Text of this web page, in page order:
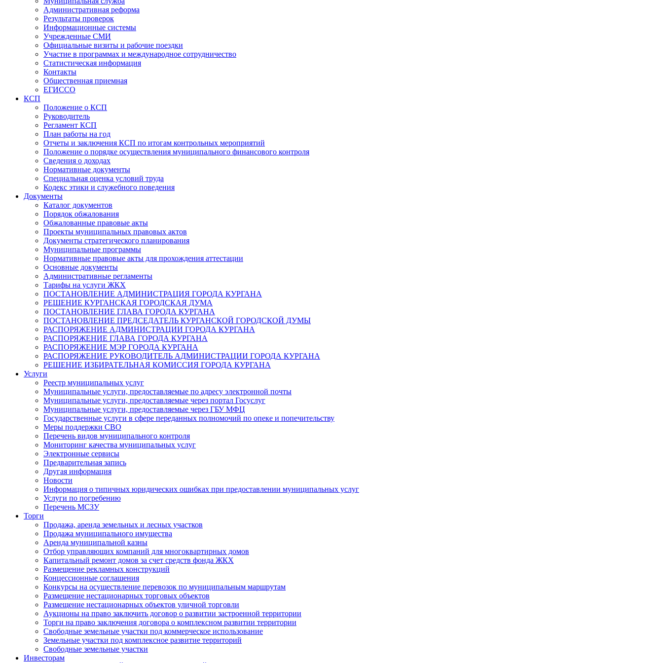
Административная реформа
Результаты проверок
Информационные системы
Учрежденные СМИ
Официальные визиты и рабочие поездки
Участие в программах и международное сотрудничество
Статистическая информация
Контакты
Общественная приемная
ЕГИССО
КСП
Положение о КСП
Руководитель
Регламент КСП
План работы на год
Отчеты и заключения КСП по итогам контрольных мероприятий
Положение о порядке осуществления муниципального финансового контроля
Сведения о доходах
Нормативные документы
Специальная оценка условий труда
Кодекс этики и служебного поведения
Документы
Каталог документов
Порядок обжалования
Обжалованные правовые акты
Проекты муниципальных правовых актов
Документы стратегического планирования
Муниципальные программы
Нормативные правовые акты для прохождения аттестации
Основные документы
Административные регламенты
Тарифы на услуги ЖКХ
ПОСТАНОВЛЕНИЕ АДМИНИСТРАЦИЯ ГОРОДА КУРГАНА
РЕШЕНИЕ КУРГАНСКАЯ ГОРОДСКАЯ ДУМА
ПОСТАНОВЛЕНИЕ ГЛАВА ГОРОДА КУРГАНА
ПОСТАНОВЛЕНИЕ ПРЕДСЕДАТЕЛЬ КУРГАНСКОЙ ГОРОДСКОЙ ДУМЫ
РАСПОРЯЖЕНИЕ АДМИНИСТРАЦИИ ГОРОДА КУРГАНА
РАСПОРЯЖЕНИЕ ГЛАВА ГОРОДА КУРГАНА
РАСПОРЯЖЕНИЕ МЭР ГОРОДА КУРГАНА
РАСПОРЯЖЕНИЕ РУКОВОДИТЕЛЬ АДМИНИСТРАЦИИ ГОРОДА КУРГАНА
РЕШЕНИЕ ИЗБИРАТЕЛЬНАЯ КОМИССИЯ ГОРОДА КУРГАНА
Услуги
Реестр муниципальных услуг
Муниципальные услуги, предоставляемые по адресу электронной почты
Муниципальные услуги, предоставляемые через портал Госуслуг
Муниципальные услуги, предоставляемые через ГБУ МФЦ
Государственные услуги в сфере переданных полномочий по опеке и попечительству
Меры поддержки СВО
Перечень видов муниципального контроля
Мониторинг качества муниципальных услуг
Электронные сервисы
Предварительная запись
Другая информация
Новости
Информация о типичных юридических ошибках при предоставлении муниципальных услуг
Услуги по погребению
Перечень МСЗУ
Торги
Продажа, аренда земельных и лесных участков
Продажа муниципального имущества
Аренда муниципальной казны
Отбор управляющих компаний для многоквартирных домов
Капитальный ремонт домов за счет средств фонда ЖКХ
Размещение рекламных конструкций
Концессионные соглашения
Конкурсы на осуществление перевозок по муниципальным маршрутам
Размещение нестационарных торговых объектов
Размещение нестационарных объектов уличной торговли
Аукционы на право заключить договор о развитии застроенной территории
Торги на право заключения договора о комплексном развитии территории
Свободные земельные участки под коммерческое использование
Земельные участки под комплексное развитие территорий
Свободные земельные участки
Инвесторам